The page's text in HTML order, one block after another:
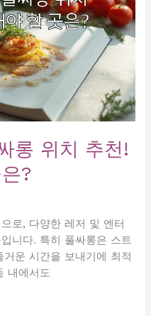
롱 위치 추천!
?
로, 다양한 레저 및 엔터
니다. 특히 풀싸롱은 스트
운 시간을 보내기에 최적
내에서도